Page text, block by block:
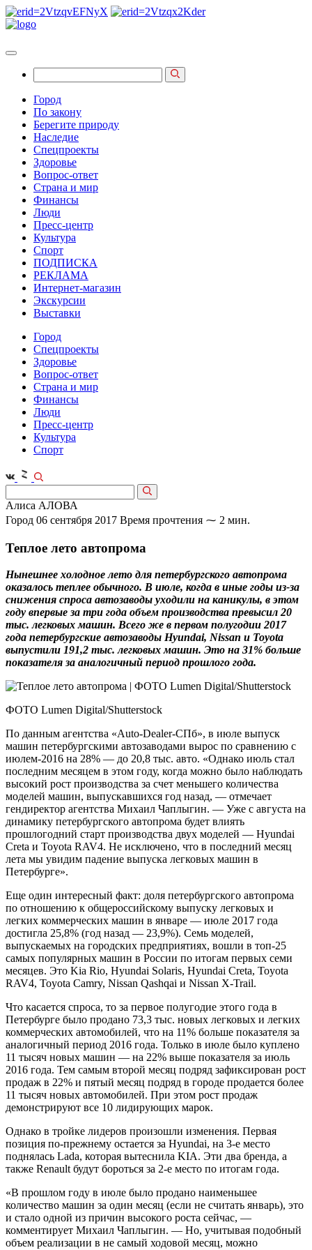
Город
По закону
Берегите природу
Наследие
Спецпроекты
Здоровье
Вопрос-ответ
Страна и мир
Финансы
Люди
Пресс-центр
Культура
Спорт
ПОДПИСКА
РЕКЛАМА
Интернет-магазин
Экскурсии
Выставки
Город
Спецпроекты
Здоровье
Вопрос-ответ
Страна и мир
Финансы
Люди
Пресс-центр
Культура
Спорт
Алиса АЛОВА
Город 06 сентября 2017 Время прочтения ⁓ 2 мин.
Теплое лето автопрома
Нынешнее холодное лето для петербургского автопрома
оказалось теплее обычного. В июле, когда в иные годы из-за
снижения спроса автозаводы уходили на каникулы, в этом
году впервые за три года объем производства превысил 20
тыс. легковых машин. Всего же в первом полугодии 2017
года петербургские автозаводы Hyundai, Nissan и Toyota
выпустили 191,2 тыс. легковых машин. Это на 31% больше
показателя за аналогичный период прошлого года.
ФОТО Lumen Digital/Shutterstock
По данным агентства «Auto-Dealer-СПб», в июле выпуск
машин петербургскими автозаводами вырос по сравнению с
июлем-2016 на 28% — до 20,8 тыс. авто. «Однако июль стал
последним месяцем в этом году, когда можно было наблюдать
высокий рост производства за счет меньшего количества
моделей машин, выпускавшихся год назад, — отмечает
гендиректор агентства Михаил Чаплыгин. — Уже с августа на
динамику петербургского автопрома будет влиять
прошлогодний старт производства двух моделей — Hyundai
Creta и Toyota RAV4. Не исключено, что в последний месяц
лета мы увидим падение выпуска легковых машин в
Петербурге».
Еще один интересный факт: доля петербургского автопрома
по отношению к общероссийскому выпуску легковых и
легких коммерческих машин в январе — июле 2017 года
достигла 25,8% (год назад — 23,9%). Семь моделей,
выпускаемых на городских предприятиях, вошли в топ-25
самых популярных машин в России по итогам первых семи
месяцев. Это Kia Rio, Hyundai Solaris, Hyundai Creta, Toyota
RAV4, Toyota Camry, Nissan Qashqai и Nissan X-Trail.
Что касается спроса, то за первое полугодие этого года в
Петербурге было продано 73,3 тыс. новых легковых и легких
коммерческих автомобилей, что на 11% больше показателя за
аналогичный период 2016 года. Только в июле было куплено
11 тысяч новых машин — на 22% выше показателя за июль
2016 года. Тем самым второй месяц подряд зафиксирован рост
продаж в 22% и пятый месяц подряд в городе продается более
11 тысяч новых автомобилей. При этом рост продаж
демонстрируют все 10 лидирующих марок.
Однако в тройке лидеров произошли изменения. Первая
позиция по-прежнему остается за Hyundai, на 3-е место
поднялась Lada, которая вытеснила KIA. Эти два бренда, а
также Renault будут бороться за 2-е место по итогам года.
«В прошлом году в июле было продано наименьшее
количество машин за один месяц (если не считать январь), это
и стало одной из причин высокого роста сейчас, —
комментирует Михаил Чаплыгин. — Но, учитывая подобный
объем реализации в не самый ходовой месяц, можно